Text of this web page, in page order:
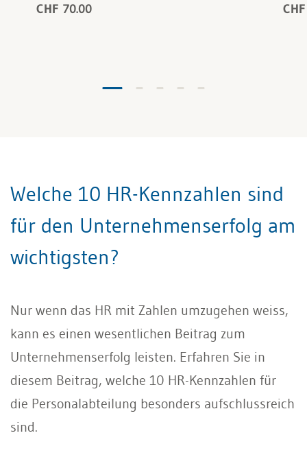
CHF 70.00
Welche 10 HR-Kennzahlen sind
für den Unternehmenserfolg am
wichtigsten?
Nur wenn das HR mit Zahlen umzugehen weiss,
kann es einen wesentlichen Beitrag zum
Unternehmenserfolg leisten. Erfahren Sie in
diesem Beitrag, welche 10 HR-Kennzahlen für
die Personalabteilung besonders aufschlussreich
sind.